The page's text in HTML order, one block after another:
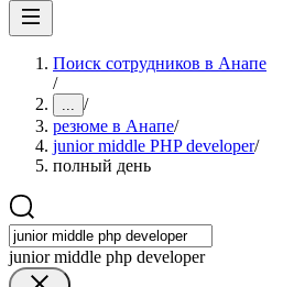
Поиск сотрудников в Анапе
/
... /
резюме в Анапе/
junior middle PHP developer/
полный день
junior middle php developer